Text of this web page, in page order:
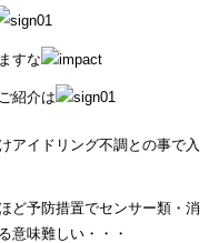
すな
紹介は
アイドリング不調との事で入
ど予防措置でセンサー類・消
意味難しい・・・